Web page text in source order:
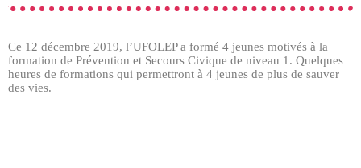
Ce 12 décembre 2019, l’UFOLEP a formé 4 jeunes motivés à la
formation de Prévention et Secours Civique de niveau 1. Quelques
heures de formations qui permettront à 4 jeunes de plus de sauver
des vies.